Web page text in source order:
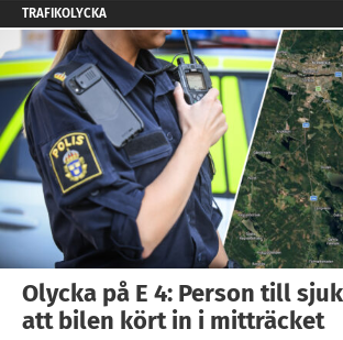
TRAFIKOLYCKA
Olycka på E 4: Person till
att bilen kört in i mitträcket